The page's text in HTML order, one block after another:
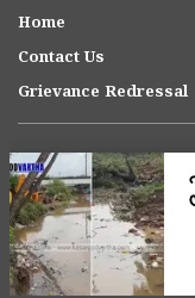
Home
Contact Us
Grievance Redressal
Copyright